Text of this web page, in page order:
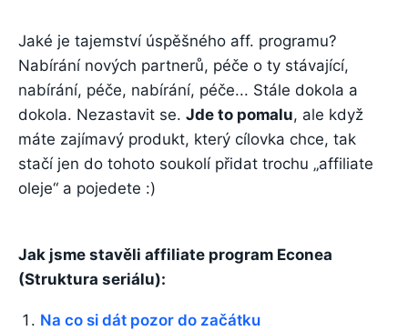
Jaké je tajemství úspěšného aff. programu?
Nabírání nových partnerů, péče o ty stávající,
nabírání, péče, nabírání, péče... Stále dokola a
dokola. Nezastavit se. Jde to pomalu, ale když
máte zajímavý produkt, který cílovka chce, tak
stačí jen do tohoto soukolí přidat trochu „affiliate
oleje“ a pojedete :)
Jak jsme stavěli affiliate program Econea
(Struktura seriálu):
Na co si dát pozor do začátku